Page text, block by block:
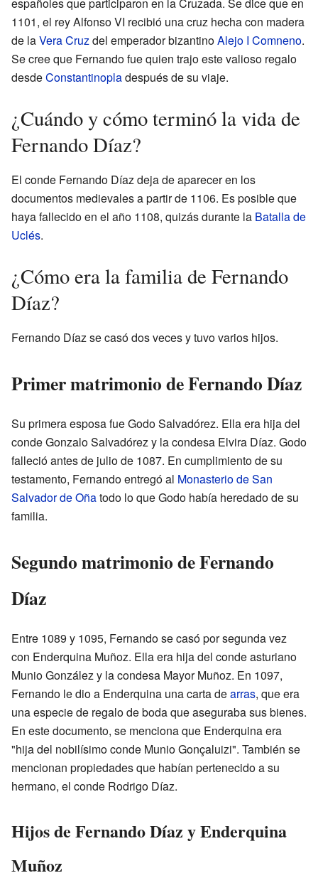
1101, el rey Alfonso VI recibió una cruz hecha con madera
de laVera Cruzdel emperador bizantinoAlejo I Comneno.
Se cree que Fernando fue quien trajo este valioso regalo
desdeConstantinopladespués de su viaje.
¿Cuándo y cómo terminó la vida de
Fernando Díaz?
El conde Fernando Díaz deja de aparecer en los
documentos medievales a partir de 1106. Es posible que
haya fallecido en el año 1108, quizás durante la Batalla de
Uclés.
¿Cómo era la familia de Fernando
Díaz?
Fernando Díaz se casó dos veces y tuvo varios hijos.
Primer matrimonio de Fernando Díaz
Su primera esposa fue Godo Salvadórez. Ella era hija del
conde Gonzalo Salvadórez y la condesa Elvira Díaz. Godo
falleció antes de julio de 1087. En cumplimiento de su
testamento, Fernando entregó al Monasterio de San
Salvador de Oñatodo lo que Godo había heredado de su
familia.
Segundo matrimonio de Fernando
Díaz
Entre 1089 y 1095, Fernando se casó por segunda vez
con Enderquina Muñoz. Ella era hija del conde asturiano
Munio González y la condesa Mayor Muñoz. En 1097,
Fernando le dio a Enderquina una carta dearras, que era
una especie de regalo de boda que aseguraba sus bienes.
En este documento, se menciona que Enderquina era
"hija del nobilísimo conde Munio Gonçaluizi". También se
mencionan propiedades que habían pertenecido a su
hermano, el conde Rodrigo Díaz.
Hijos de Fernando Díaz y Enderquina
Muñoz